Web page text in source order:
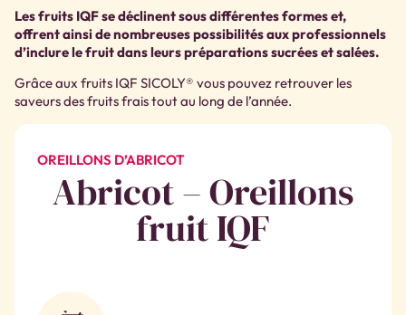
Les fruits IQF se déclinent sous différentes formes et,
offrent ainsi de nombreuses possibilités aux professionnels
d’inclure le fruit dans leurs préparations sucrées et salées.
Grâce aux fruits IQF SICOLY® vous pouvez retrouver les
saveurs des fruits frais tout au long de l’année.
OREILLONS D’ABRICOT
Abricot – Oreillons
fruit IQF